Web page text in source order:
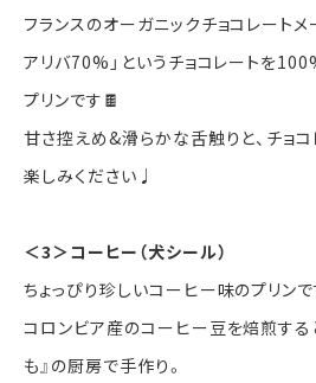
フランスのオーガニックチョコレートメ
アリバ70%」というチョコレートを
プリンです🍫
甘さ控えめ&滑らかな舌触りと、チョ
楽しみください♩
＜3＞コーヒー（犬シール）
ちょっぴり珍しいコーヒー味のプリンで
コロンビア産のコーヒー豆を焙煎する
も』の厨房で手作り。